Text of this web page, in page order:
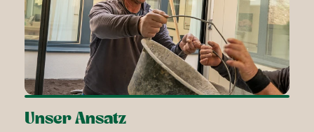
Unser Ansatz